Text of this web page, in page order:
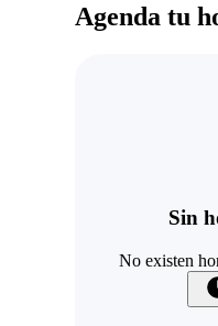
Agenda tu
Sin
No existen